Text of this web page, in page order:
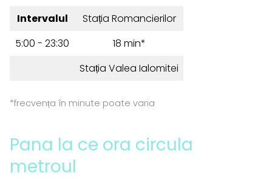
Intervalul
Stația Romancierilor
5:00 - 23:30
18 min*
Stația Valea Ialomitei
*frecvența în minute poate varia
Pana la ce ora circula
metroul